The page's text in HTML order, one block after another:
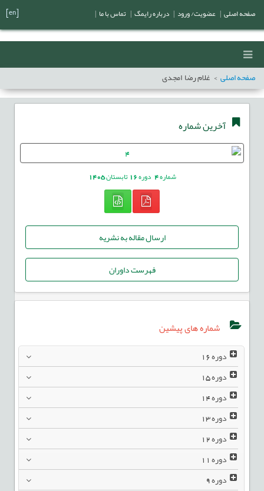
صفحه اصلی غلام رضا امجدی
آخرین شماره
شماره4 دوره16تابستان1405
ارسال مقاله به نشریه
فهرست داوران
شماره های پیشین
دوره16
دوره15
دوره14
دوره13
دوره12
دوره11
دوره9
صفحه اصلی عضویت/ ورود درباره رایمگ تماس با ما